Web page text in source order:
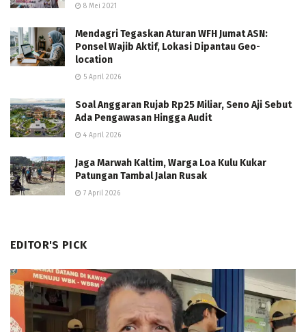
8 Mei 2021
Mendagri Tegaskan Aturan WFH Jumat ASN:
Ponsel Wajib Aktif, Lokasi Dipantau Geo-
location
5 April 2026
Soal Anggaran Rujab Rp25 Miliar, Seno Aji Sebut
Ada Pengawasan Hingga Audit
4 April 2026
Jaga Marwah Kaltim, Warga Loa Kulu Kukar
Patungan Tambal Jalan Rusak
7 April 2026
EDITOR'S PICK